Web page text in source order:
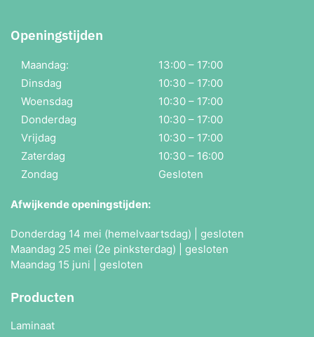
Openingstijden
Maandag:
13:00 – 17:00
Dinsdag
10:30 – 17:00
Woensdag
10:30 – 17:00
Donderdag
10:30 – 17:00
Vrijdag
10:30 – 17:00
Zaterdag
10:30 – 16:00
Zondag
Gesloten
Afwijkende openingstijden:
Donderdag 14 mei (hemelvaartsdag) | gesloten
Maandag 25 mei (2e pinksterdag) | gesloten
Maandag 15 juni | gesloten
Producten
Laminaat